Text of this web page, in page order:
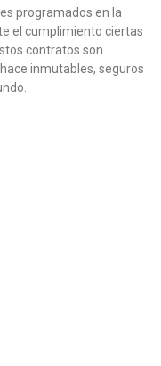
programados en la
el cumplimiento ciertas
contratos son
inmutables, seguros